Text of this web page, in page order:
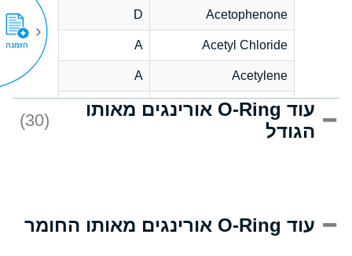
Acetophenone
D
Acetyl Chloride
A
Acetylene
A
Acrlylonitrile
C
Adipic Acid
(Aqueous)
עוד O-Ring אורינגים מאותו
הגודל
(30)
עוד O-Ring אורינגים מאותו החומר
הזמנה